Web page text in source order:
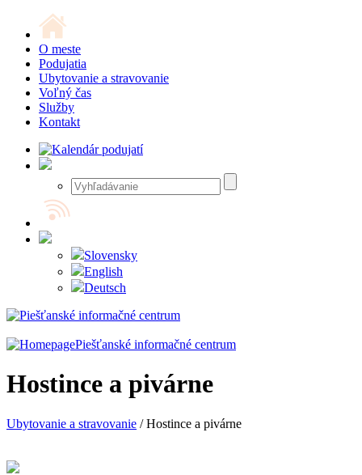
O meste
Podujatia
Ubytovanie a stravovanie
Voľný čas
Služby
Kontakt
Slovensky
English
Deutsch
Piešťanské informačné centrum
Hostince a pivárne
Ubytovanie a stravovanie / Hostince a pivárne